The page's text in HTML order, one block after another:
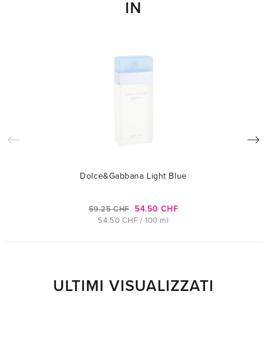
IN
Dolce&Gabbana Light Blue
59.25 CHF 54.50 CHF
54.50 CHF / 100 ml
ULTIMI VISUALIZZATI